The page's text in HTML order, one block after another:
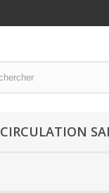
CIRCULATION